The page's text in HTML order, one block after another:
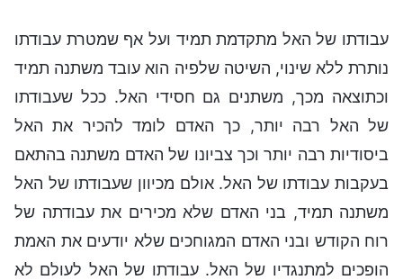
עבודתו של האל מתקדמת תמיד ועל אף שמטרת עבודתו
נותרת ללא שינוי, השיטה שלפיה הוא עובד משתנה תמיד
וכתוצאה מכך, משתנים גם חסידי האל. ככל שעבודתו
של האל רבה יותר, כך האדם לומד להכיר את האל
ביסודיות רבה יותר וכך צביונו של האדם משתנה בהתאם
בעקבות עבודתו של האל. אולם מכיוון שעבודתו של האל
משתנה תמיד, בני האדם שלא מכירים את עבודתה של
רוח הקודש ובני האדם המגוחכים שלא יודעים את האמת
הופכים למתנגדיו של האל. עבודתו של האל לעולם לא